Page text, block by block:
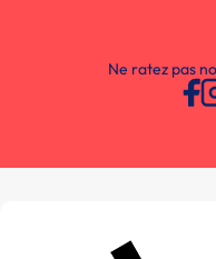
Ne ratez pas